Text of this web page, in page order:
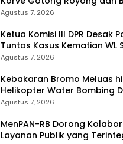
Serentak
Agustus 7, 2026
Ketua Komisi III DPR Desak
Tuntas Kasus Kematian WL
Transparan
Agustus 7, 2026
Kebakaran Bromo Meluas
Helikopter Water Bombing
Agustus 7, 2026
MenPAN-RB Dorong
Layanan Publik yang